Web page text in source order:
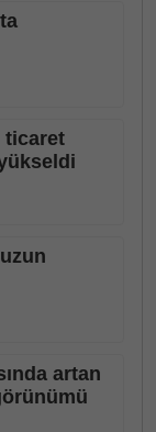
ticaret
artan